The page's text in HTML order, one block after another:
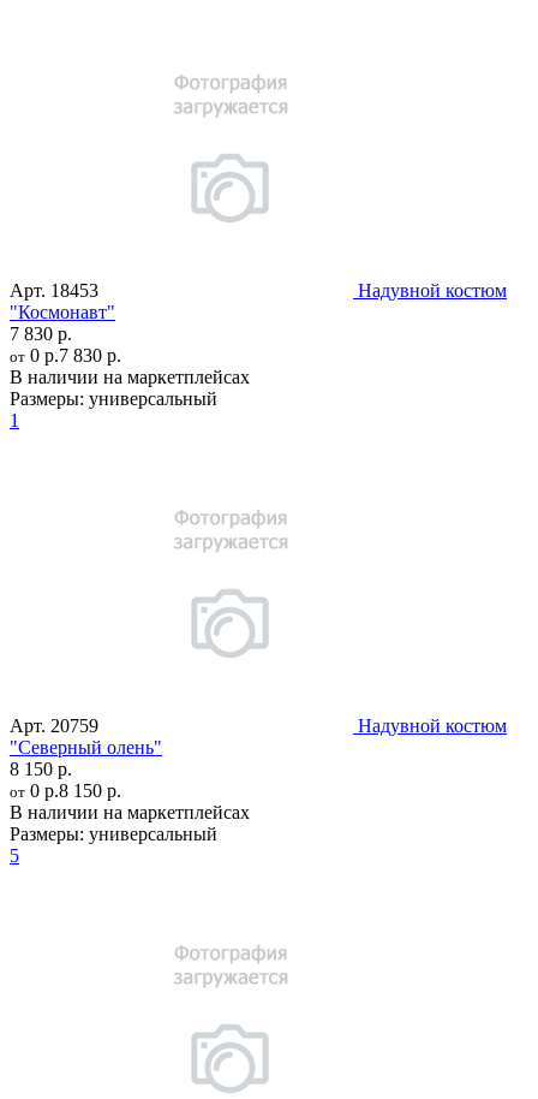
Арт. 18453
Надувной костюм
"Космонавт"
7 830 р.
от 0 р.7 830 р.
В наличии на маркетплейсах
Размеры: универсальный
1
Арт. 20759
Надувной костюм
"Северный олень"
8 150 р.
от 0 р.8 150 р.
В наличии на маркетплейсах
Размеры: универсальный
5